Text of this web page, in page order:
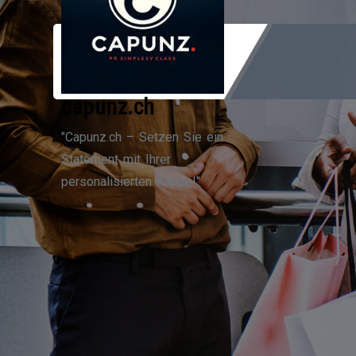
Zum
Inhalt
capunz.ch
"Capunz.ch – Setzen Sie ein
Statement mit Ihrer
personalisierten Kappe!"